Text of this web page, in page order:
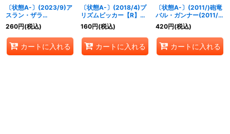
〔状態A-〕(2023/9)ア
スラン・ザラ
[DESTINY]【R】
{CB27-014}《白》
260円(税込)
カートに入れる
〔状態A-〕(2018/4)プ
リズムビッカー【R】
{CB04-058}《緑》
160円(税込)
カートに入れる
〔状態A-〕(2011/)砲竜
バル・ガンナー(2011/イ
ラスト違い)【C】
{SD03-010}《赤》
420円(税込)
カートに入れる